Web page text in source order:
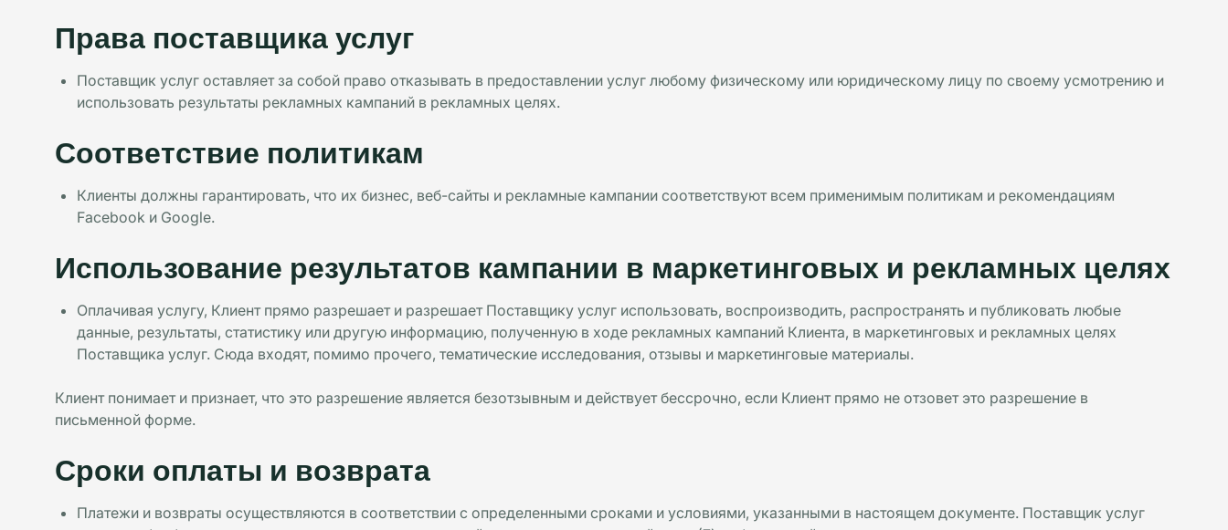
Права поставщика услуг
Поставщик услуг оставляет за собой право отказывать в предоставлении услуг любому физическому или юридическому лицу по своему усмотрению и
использовать результаты рекламных кампаний в рекламных целях.
Соответствие политикам
Клиенты должны гарантировать, что их бизнес, веб-сайты и рекламные кампании соответствуют всем применимым политикам и рекомендациям
Facebook и Google.
Использование результатов кампании в маркетинговых и рекламных целях
Оплачивая услугу, Клиент прямо разрешает и разрешает Поставщику услуг использовать, воспроизводить, распространять и публиковать любые
данные, результаты, статистику или другую информацию, полученную в ходе рекламных кампаний Клиента, в маркетинговых и рекламных целях
Поставщика услуг. Сюда входят, помимо прочего, тематические исследования, отзывы и маркетинговые материалы.
Клиент понимает и признает, что это разрешение является безотзывным и действует бессрочно, если Клиент прямо не отзовет это разрешение в
письменной форме.
Сроки оплаты и возврата
Платежи и возвраты осуществляются в соответствии с определенными сроками и условиями, указанными в настоящем документе. Поставщик услуг